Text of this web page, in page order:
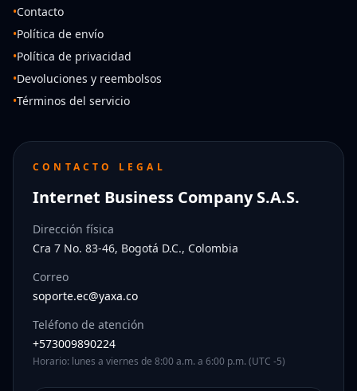
•Contacto
•Política de envío
•Política de privacidad
•Devoluciones y reembolsos
•Términos del servicio
CONTACTO LEGAL
Internet Business Company S.A.S.
Dirección física
Cra 7 No. 83-46, Bogotá D.C., Colombia
Correo
soporte.ec@yaxa.co
Teléfono de atención
+573009890224
Horario: lunes a viernes de 8:00 a.m. a 6:00 p.m. (UTC -5)